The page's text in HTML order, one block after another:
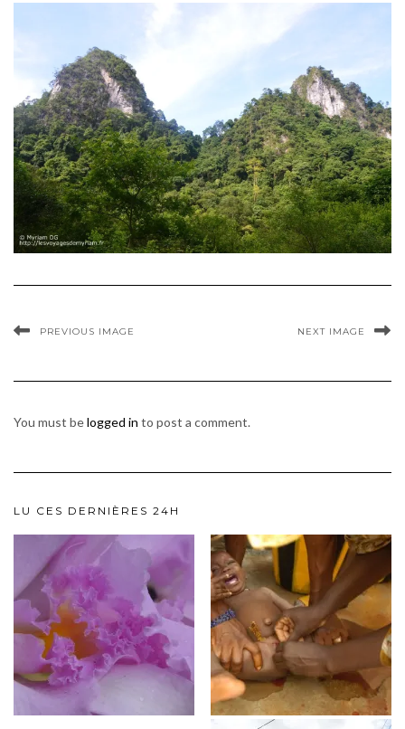
PREVIOUS IMAGE NEXT IMAGE
You must belogged in to post a comment.
LU CES DERNIÈRES 24H